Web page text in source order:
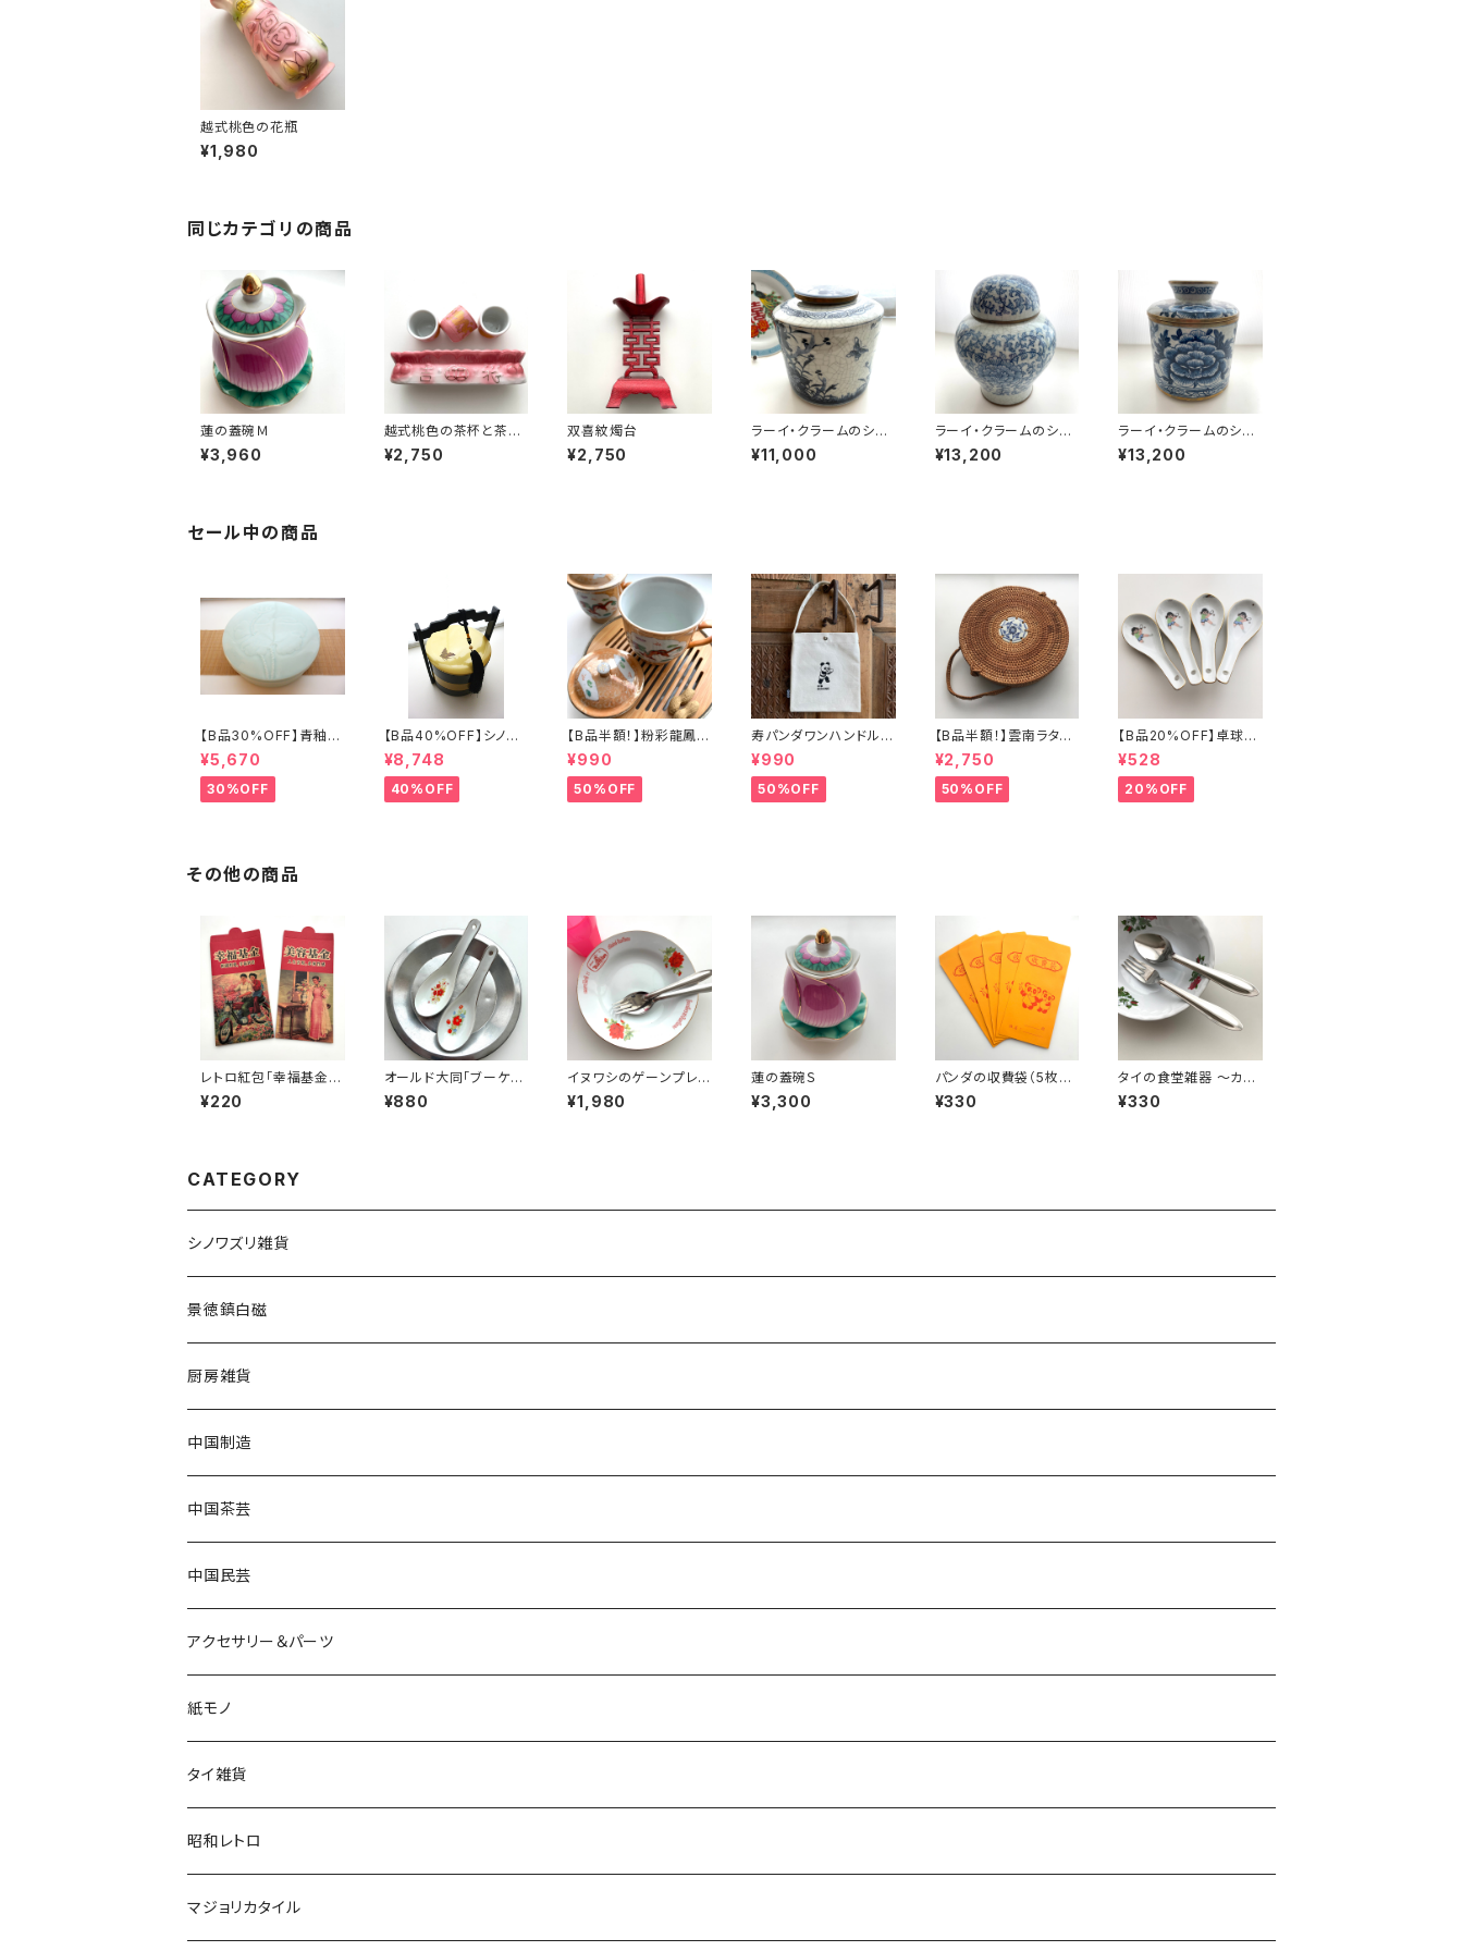
越式桃色の花瓶
¥1,980
同じカテゴリの商品
蓮の蓋碗Ｍ
¥3,960
越式桃色の茶杯と茶盤
セット
¥2,750
双喜紋燭台
¥2,750
ラーイ・クラームのシノ
ワズリ円筒壺
¥11,000
ラーイ・クラームのシノ
ワズリ丸形壺
¥13,200
ラーイ・クラームのシノ
ワズリ筒形壺
¥13,200
セール中の商品
【B品30%OFF】青釉瓷
蓋付盒（蓮の実）
¥5,670
30%OFF
【B品40%OFF】シノワ
ズリ手提げ三段重「バタ
フライ」
¥8,748
40%OFF
【B品半額！】粉彩龍鳳図
蓋碗（80年代景徳鎮デ
ッドストック）
¥990
50%OFF
寿パンダワンハンドルバ
ッグ
¥990
50%OFF
【B品半額！】雲南ラタン
カゴバッグ
¥2,750
50%OFF
【B品20%OFF】卓球少
年レンゲ
¥528
20%OFF
その他の商品
レトロ紅包「幸福基金」
「美容基金」セット
¥220
オールド大同「ブーケ」
レンゲ
¥880
イヌワシのゲーンプレ
ート（タイ80年代製）
¥1,980
蓮の蓋碗Ｓ
¥3,300
パンダの収費袋（5枚セ
ット）
¥330
タイの食堂雑器 〜カト
ラリーセット〜
¥330
CATEGORY
シノワズリ雑貨
景徳鎮白磁
厨房雑貨
中国制造
中国茶芸
中国民芸
アクセサリー＆パーツ
紙モノ
タイ雑貨
昭和レトロ
マジョリカタイル